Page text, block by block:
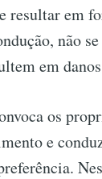
resultar em
não
em
os
e